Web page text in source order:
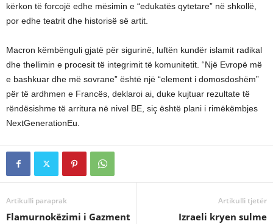
kërkon të forcojë edhe mësimin e “edukatës qytetare” në shkollë,
por edhe teatrit dhe historisë së artit.
Macron këmbënguli gjatë për sigurinë, luftën kundër islamit radikal
dhe thellimin e procesit të integrimit të komunitetit. “Një Evropë më
e bashkuar dhe më sovrane” është një “element i domosdoshëm”
për të ardhmen e Francës, deklaroi ai, duke kujtuar rezultate të
rëndësishme të arritura në nivel BE, siç është plani i rimëkëmbjes
NextGenerationEu.
Artikulli paraprak
Flamurnokëzimi i Gazment
Artikulli tjetër
Izraeli kryen sulme